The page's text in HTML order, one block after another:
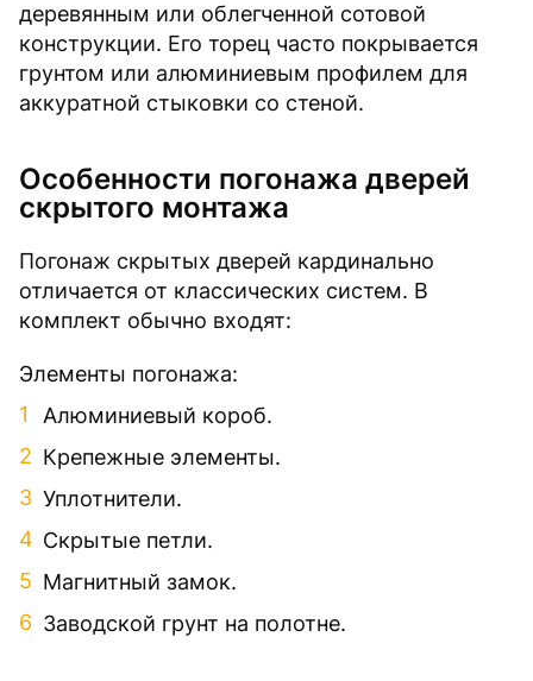
деревянным или облегченной сотовой
конструкции. Его торец часто покрывается
грунтом или алюминиевым профилем для
аккуратной стыковки со стеной.
Особенности погонажа дверей
скрытого монтажа
Погонаж скрытых дверей кардинально
отличается от классических систем. В
комплект обычно входят:
Элементы погонажа:
Алюминиевый короб.
Крепежные элементы.
Уплотнители.
Скрытые петли.
Магнитный замок.
Заводской грунт на полотне.